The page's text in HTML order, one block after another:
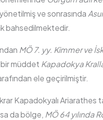
ve sonrasında
bahsedilmektedir.
MÖ 7. yy. Kimmer ve
bir müddet Kapadokya
ele geçirilmiştir.
Kapadokyalı Ariarathes
da bölge, MÖ 64 yılında